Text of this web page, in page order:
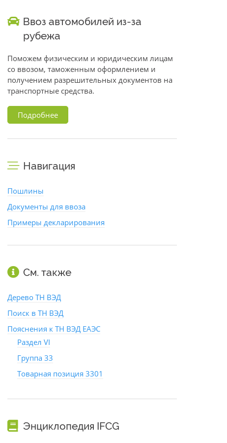
Ввоз автомобилей из-за
рубежа
Поможем физическим и юридическим лицам
со ввозом, таможенным оформлением и
получением разрешительных документов на
транспортные средства.
Подробнее
Навигация
Пошлины
Документы для ввоза
Примеры декларирования
См. также
Дерево ТН ВЭД
Поиск в ТН ВЭД
Пояснения к ТН ВЭД ЕАЭС
Раздел VI
Группа 33
Товарная позиция 3301
Энциклопедия IFCG